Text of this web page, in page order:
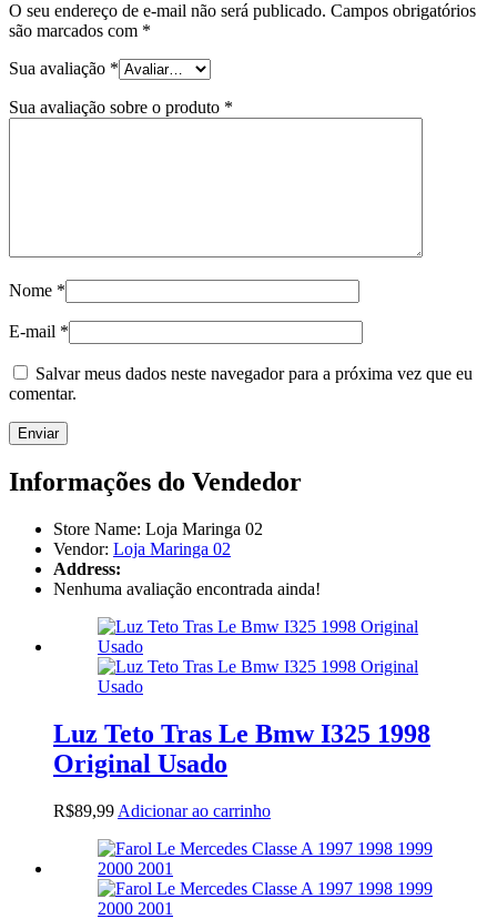
O seu endereço de e-mail não será publicado. Campos obrigatórios
são marcados com *
Sua avaliação *
Sua avaliação sobre o produto *
Nome *
E-mail *
Salvar meus dados neste navegador para a próxima vez que eu
comentar.
Informações do Vendedor
Store Name: Loja Maringa 02
Vendor: Loja Maringa 02
Address:
Nenhuma avaliação encontrada ainda!
Luz Teto Tras Le Bmw I325 1998
Original Usado
R$89,99 Adicionar ao carrinho